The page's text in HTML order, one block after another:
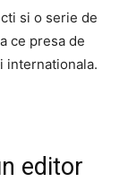
si o serie de
ce presa de
internationala.
editor